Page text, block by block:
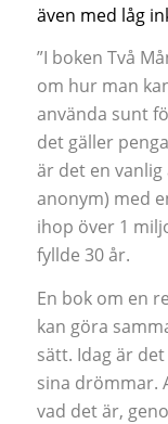
även med låg
”I boken Två
om hur man
använda sunt
det gäller
är det en
anonym) med
ihop över 1
fyllde 30 år.
En bok om en
kan göra
sätt. Idag är
sina drömmar.
vad det är,